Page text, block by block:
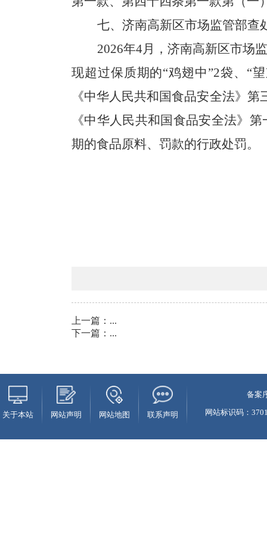
七、 济南高新区市场监管部查
2026年4月，济南高新区市场
现超过保质期的“鸡翅中”2袋、“
《中华人民共和国食品安全法》
《中华人民共和国食品安全法》
期的食品原料、罚款的行政处罚。
上一篇： ...
下一篇： ...
关于本站 网站声明 网站地图 联系声明
备案
网站标识码：